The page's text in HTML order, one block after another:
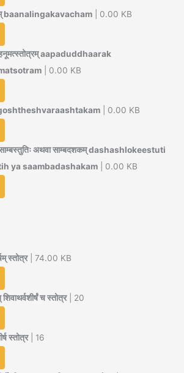
baanalingakavacham | 0.00 KB
aapaduddhaarak
| 0.00 KB
goshtheshvaraashtakam | 0.00 KB
साम्बस्तुतिः अथवा साम्बदशकम् dashashlokeestuti
ya saambadashakam | 0.00 KB
स्तोत्र| 74.00 KB
च स्तोत्र| 20
स्तोत्र| 16